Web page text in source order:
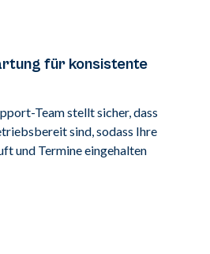
für konsistente
Team stellt sicher, dass
sind, sodass Ihre
und Termine eingehalten